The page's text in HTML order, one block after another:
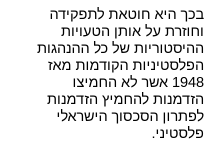
בכך היא חוטאת לתפקידה
וחוזרת על אותן הטעויות
ההיסטוריות של כל ההנהגות
הפלסטיניות הקודמות מאז
1948 אשר לא החמיצו
הזדמנות להחמיץ הזדמנות
לפתרון הסכסוך הישראלי
פלסטיני.